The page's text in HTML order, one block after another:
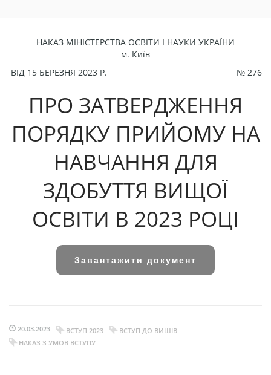
НАКАЗ МІНІСТЕРСТВА ОСВІТИ І НАУКИ УКРАЇНИ
м. Київ
ВІД 15 БЕРЕЗНЯ 2023 Р.
№ 276
ПРО ЗАТВЕРДЖЕННЯ
ПОРЯДКУ ПРИЙОМУ НА
НАВЧАННЯ ДЛЯ
ЗДОБУТТЯ ВИЩОЇ
ОСВІТИ В 2023 РОЦІ
Завантажити документ
20.03.2023 ВСТУП 2023
ВСТУП ДО ВИШІВ
НАКАЗ З УМОВ ВСТУПУ